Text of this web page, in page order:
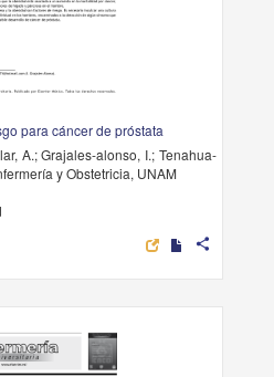
para cáncer de próstata
A.; Grajales-alonso, I.; Tenahua-
y Obstetricia, UNAM
share